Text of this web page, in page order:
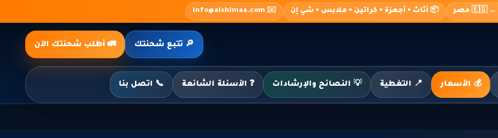
📦 أثاث • أجهزة • كراتين • ملابس • شي إن ✉️ info@alshimaa.com
💰 الأسعار 📍 التغطية 💡 النصائح والإرشادات ❓ الأسئلة الشائعة 📞 اتصل بنا
🔎 تتبع شحنتك 🚛 أطلب شحنتك الآن